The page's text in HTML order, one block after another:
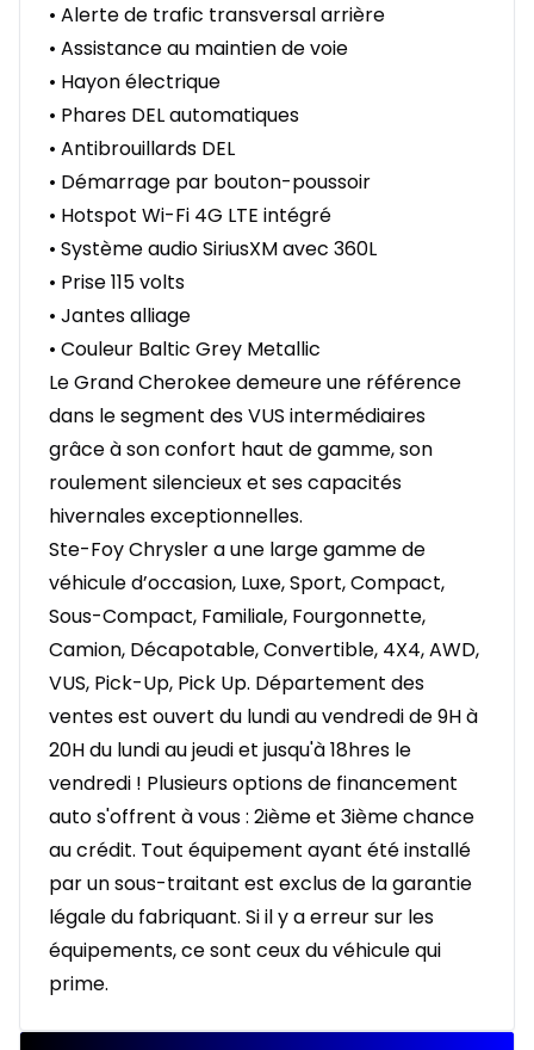
• Alerte de trafic transversal arrière
• Assistance au maintien de voie
• Hayon électrique
• Phares DEL automatiques
• Antibrouillards DEL
• Démarrage par bouton-poussoir
• Hotspot Wi-Fi 4G LTE intégré
• Système audio SiriusXM avec 360L
• Prise 115 volts
• Jantes alliage
• Couleur Baltic Grey Metallic
Le Grand Cherokee demeure une référence
dans le segment des VUS intermédiaires
grâce à son confort haut de gamme, son
roulement silencieux et ses capacités
hivernales exceptionnelles.
Ste-Foy Chrysler a une large gamme de
véhicule d’occasion, Luxe, Sport, Compact,
Sous-Compact, Familiale, Fourgonnette,
Camion, Décapotable, Convertible, 4X4, AWD,
VUS, Pick-Up, Pick Up. Département des
ventes est ouvert du lundi au vendredi de 9H à
20H du lundi au jeudi et jusqu'à 18hres le
vendredi ! Plusieurs options de financement
auto s'offrent à vous : 2ième et 3ième chance
au crédit. Tout équipement ayant été installé
par un sous-traitant est exclus de la garantie
légale du fabriquant. Si il y a erreur sur les
équipements, ce sont ceux du véhicule qui
prime.